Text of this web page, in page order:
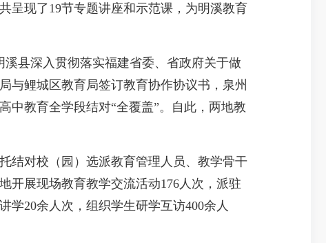
呈现了19节专题讲座和示范课，为明溪教育
县深入贯彻落实福建省委、省政府关于做
与鲤城区教育局签订教育协作协议书，泉州
中教育全学段结对“全覆盖”。自此，两地教
对校（园）选派教育管理人员、教学骨干
开展现场教育教学交流活动176人次，派驻
学20余人次，组织学生研学互访400余人